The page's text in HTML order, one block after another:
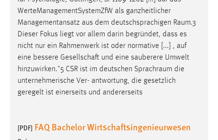
WerteManagementSystemZfW als ganzheitlicher
Managementansatz aus dem deutschsprachigen Raum.3
Dieser Fokus liegt vor allem darin begründet, dass es
nicht nur ein Rahmenwerk ist oder normative [...] , auf
eine bessere Gesellschaft und eine sauberere Umwelt
hinzuwirken."5 CSR ist im deutschen Sprachraum die
unternehmerische Ver- antwortung, die gesetzlich
geregelt ist einerseits und andererseits
[PDF] FAQ Bachelor Wirtschaftsingenieurwesen
STATISTIK
Statistik Cookies erfassen Informationen anonym.
Diese Informationen helfen uns zu verstehen, wie
unsere Besucher unsere Website nutzen.
_pk_ref, _pk_cvar, _pk_id, _pk_ses